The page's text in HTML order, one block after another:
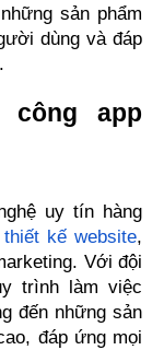
sản phẩm
dùng và đáp
app
uy tín hàng
thiết kế website,
Với đội
trình làm việc
đến những sản
đáp ứng mọi